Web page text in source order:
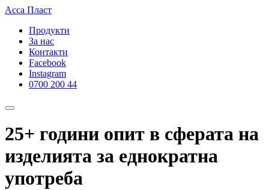
Асса Пласт
Продукти
За нас
Контакти
Facebook
Instagram
0700 200 44
25+ години опит в сферата на
изделията за еднократна
употреба